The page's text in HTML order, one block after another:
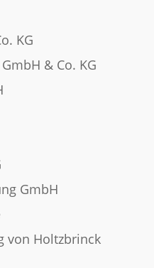
KG
& Co. KG
GmbH
von Holtzbrinck